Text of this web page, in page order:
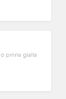
pinna gialla